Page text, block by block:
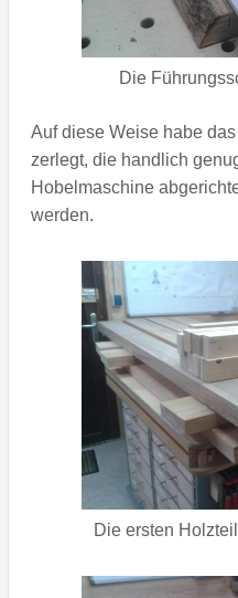
Die
Auf diese Weise habe
zerlegt, die handlich
Hobelmaschine
werden.
Die ersten